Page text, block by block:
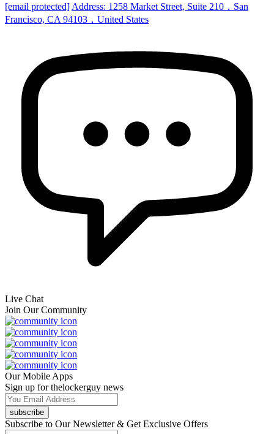
[email protected] Address: 1258 Market Street, Suite 210，San
Francisco, CA 94103，United States
Live Chat
Join Our Community
Our Mobile Apps
Sign up for thelockerguy news
subscribe
Subscribe to Our Newsletter & Get Exclusive Offers